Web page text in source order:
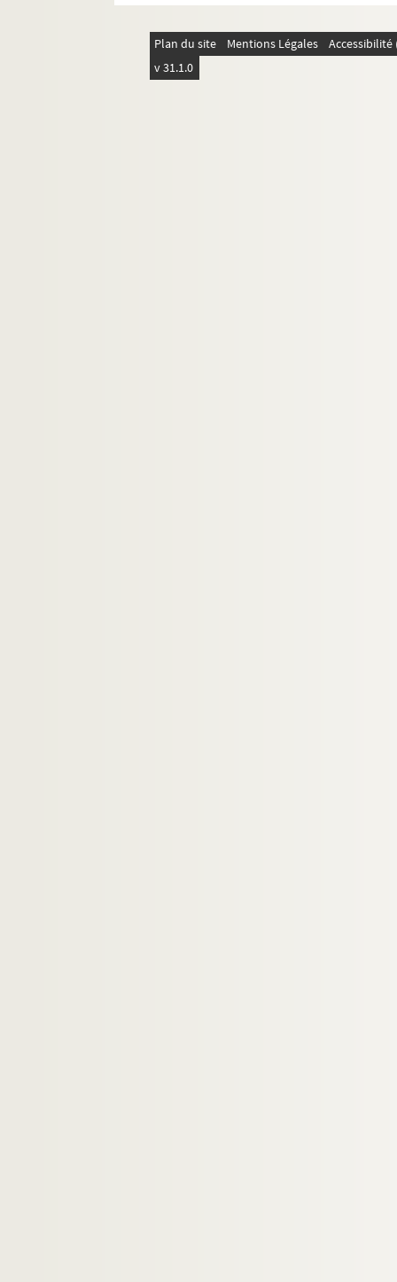
Plan du site Mentions Légales
v 31.1.0